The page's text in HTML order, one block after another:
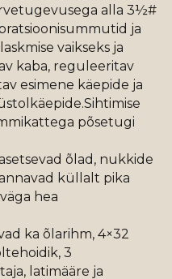
alla 3½#
ja
vaikseks ja
kaba, reguleeritav
esimene käepide ja
põsetugi
õlad, nukkide
küllalt pika
hea
ka õlarihm, 4×32
3
latimääre ja